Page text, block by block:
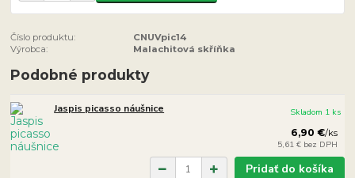
Číslo produktu:
CNUVpic14
Výrobca:
Malachitová skříňka
Podobné produkty
Jaspis picasso náušnice
6,90 €/ks
5,61 € bez DPH
Skladom 1 ks
Pridať do košíka